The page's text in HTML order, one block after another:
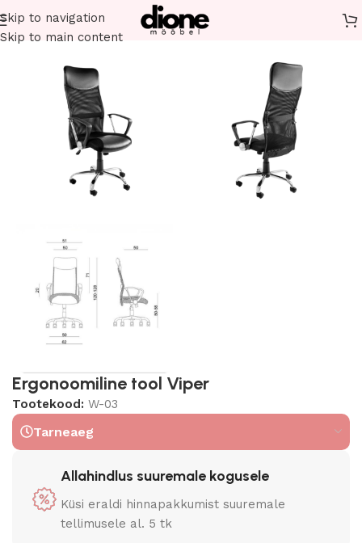
Skip to navigation
Skip to main content
Esileht Büroomööbel Bürootoolid
Ergonoomiline tool Viper
Tootekood: W-03
Tarneaeg
Allahindlus suuremale kogusele
Küsi eraldi hinnapakkumist suuremale
tellimusele al. 5 tk